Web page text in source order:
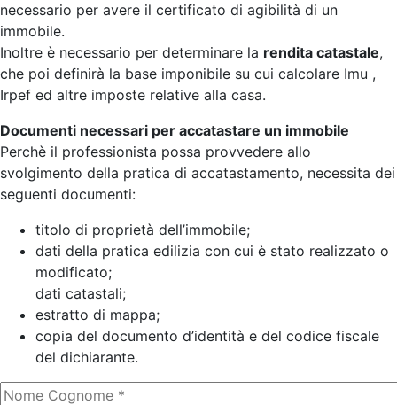
necessario per avere il certificato di agibilità di un
immobile.
Inoltre è necessario per determinare la rendita catastale,
che poi definirà la base imponibile su cui calcolare Imu ,
Irpef ed altre imposte relative alla casa.
Documenti necessari per accatastare un immobile
Perchè il professionista possa provvedere allo
svolgimento della pratica di accatastamento, necessita dei
seguenti documenti:
titolo di proprietà dell’immobile;
dati della pratica edilizia con cui è stato realizzato o
modificato;
dati catastali;
estratto di mappa;
copia del documento d’identità e del codice fiscale
del dichiarante.